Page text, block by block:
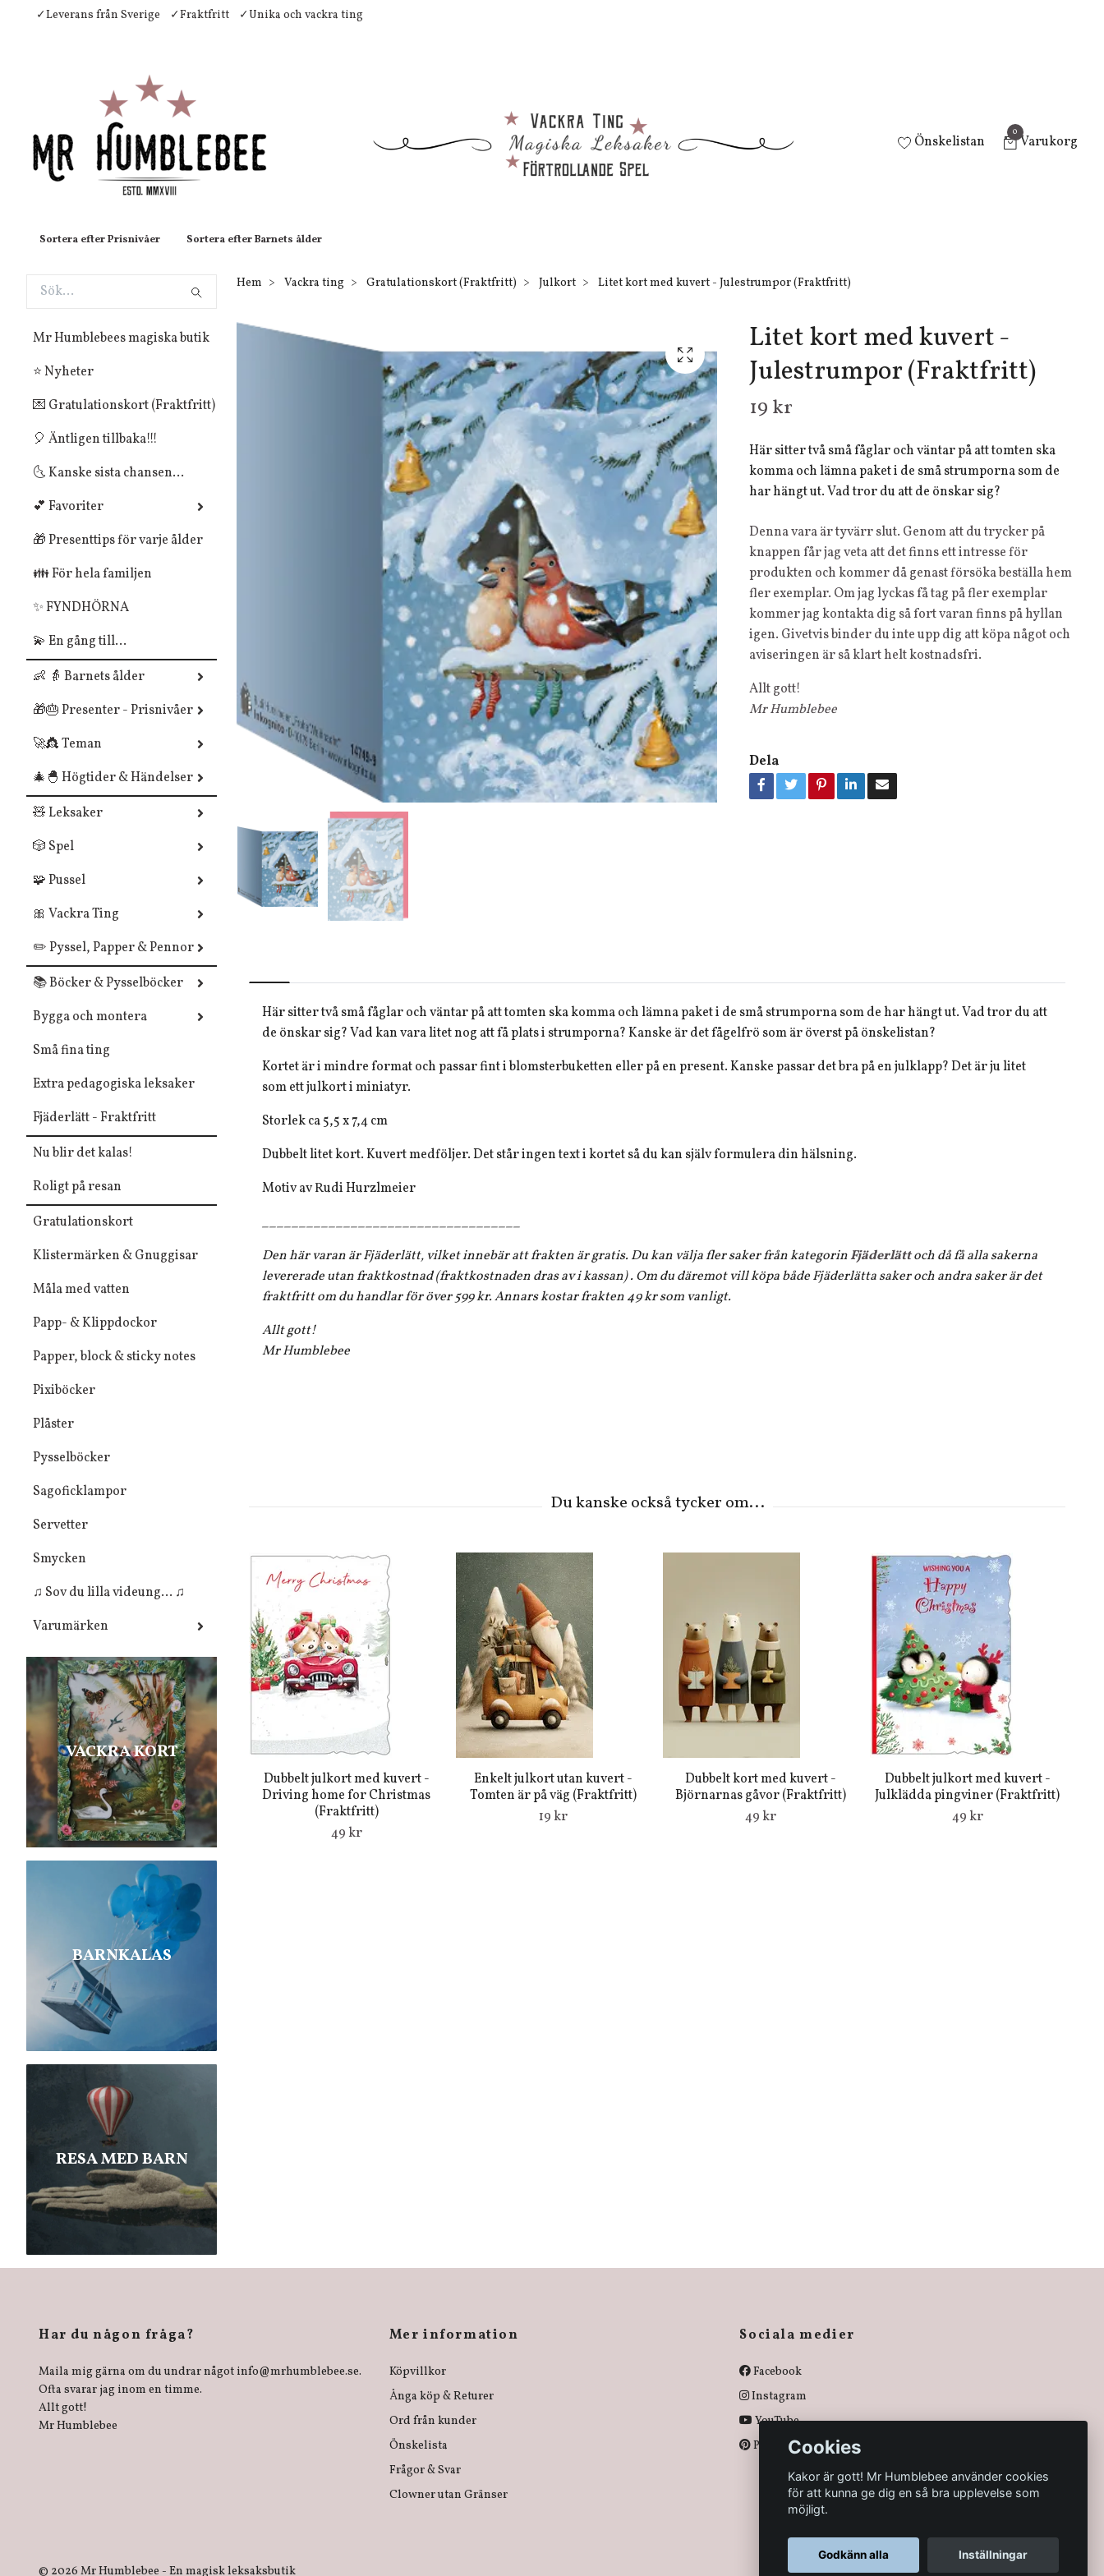
✓Leverans från Sverige ✓Fraktfritt ✓Unika och vackra ting
Önskelistan
0
Varukorg
Sortera efter Prisnivåer Sortera efter Barnets ålder
Mr Humblebees magiska butik
⭐ Nyheter
💌 Gratulationskort (Fraktfritt)
🎈 Äntligen tillbaka!!!
🌜 Kanske sista chansen...
💕 Favoriter
🎁 Presenttips för varje ålder
👪 För hela familjen
✨ FYNDHÖRNA
💫 En gång till...
👶 👵 Barnets ålder
🎁🎂 Presenter - Prisnivåer
🚀👸 Teman
🎄🐣 Högtider & Händelser
🧸 Leksaker
🎲 Spel
🧩 Pussel
🎀 Vackra Ting
✏️ Pyssel, Papper & Pennor
📚 Böcker & Pysselböcker
Bygga och montera
Små fina ting
Extra pedagogiska leksaker
Fjäderlätt - Fraktfritt
Nu blir det kalas!
Roligt på resan
Gratulationskort
Klistermärken & Gnuggisar
Måla med vatten
Papp- & Klippdockor
Papper, block & sticky notes
Pixiböcker
Plåster
Pysselböcker
Sagoficklampor
Servetter
Smycken
♫ Sov du lilla videung... ♫
Varumärken
VACKRA KORT
BARNKALAS
RESA MED BARN
Hem Vackra ting Gratulationskort (Fraktfritt) Julkort Litet kort med kuvert - Julestrumpor (Fraktfritt)
Litet kort med kuvert -
Julestrumpor (Fraktfritt)
19 kr
Här sitter två små fåglar och väntar på att tomten ska
komma och lämna paket i de små strumporna som de
har hängt ut. Vad tror du att de önskar sig?
Denna vara är tyvärr slut. Genom att du trycker på
knappen får jag veta att det finns ett intresse för
produkten och kommer då genast försöka beställa hem
fler exemplar. Om jag lyckas få tag på fler exemplar
kommer jag kontakta dig så fort varan finns på hyllan
igen. Givetvis binder du inte upp dig att köpa något och
aviseringen är så klart helt kostnadsfri.
Allt gott!
Mr Humblebee
Dela
Här sitter två små fåglar och väntar på att tomten ska komma och lämna paket i de små strumporna som de har hängt ut. Vad tror du att
de önskar sig? Vad kan vara litet nog att få plats i strumporna? Kanske är det fågelfrö som är överst på önskelistan?
Kortet är i mindre format och passar fint i blomsterbuketten eller på en present. Kanske passar det bra på en julklapp? Det är ju litet
som ett julkort i miniatyr.
Storlek ca 5,5 x 7,4 cm
Dubbelt litet kort. Kuvert medföljer. Det står ingen text i kortet så du kan själv formulera din hälsning.
Motiv av Rudi Hurzlmeier
___________________________________
Den här varan är Fjäderlätt, vilket innebär att frakten är gratis. Du kan välja fler saker från kategorinFjäderlättoch då få alla sakerna
levererade utan fraktkostnad (fraktkostnaden dras av i kassan) . Om du däremot vill köpa både Fjäderlätta saker och andra saker är det
fraktfritt om du handlar för över 599 kr. Annars kostar frakten 49 kr som vanligt.
Allt gott!
Mr Humblebee
Dubbelt julkort med kuvert -
Driving home for Christmas
(Fraktfritt)
49 kr
Enkelt julkort utan kuvert -
Tomten är på väg (Fraktfritt)
19 kr
Dubbelt kort med kuvert -
Björnarnas gåvor (Fraktfritt)
49 kr
Dubbelt julkort med kuvert -
Julklädda pingviner (Fraktfritt)
49 kr
Har du någon fråga?
Maila mig gärna om du undrar något info@mrhumblebee.se.
Ofta svarar jag inom en timme.
Allt gott!
Mr Humblebee
Mer information
Köpvillkor
Ånga köp & Returer
Ord från kunder
Önskelista
Frågor & Svar
Clowner utan Gränser
Sociala medier
Facebook
Instagram
YouTube
Pinterest
© 2026 Mr Humblebee - En magisk leksaksbutik
Cookies
Kakor är gott! Mr Humblebee använder cookies
för att kunna ge dig en så bra upplevelse som
möjligt.
Godkänn alla Inställningar